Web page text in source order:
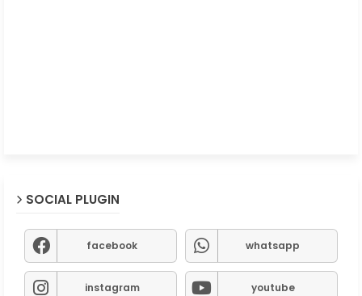
SOCIAL PLUGIN
facebook whatsapp
instagram youtube